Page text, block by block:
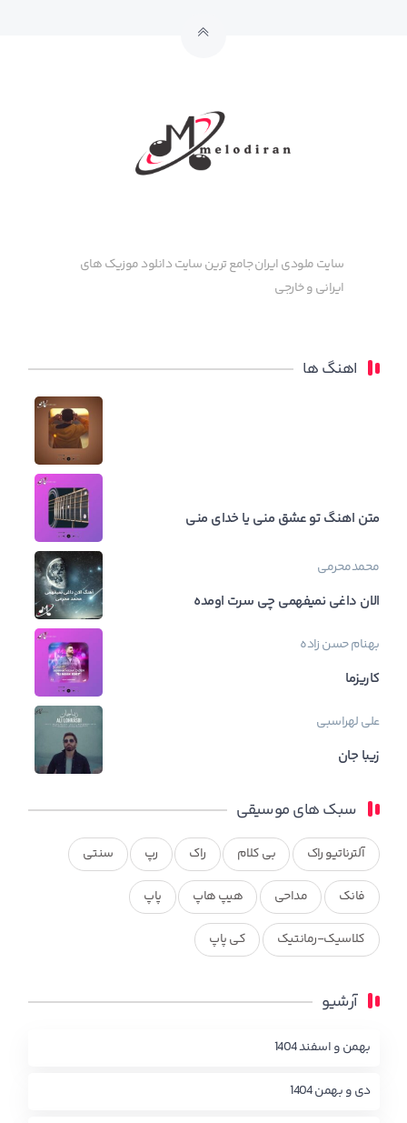
سایت ملودی ایران جامع ترین سایت دانلود موزیک های
ایرانی و خارجی
اهنگ ها
متن اهنگ تو عشق منی یا خدای منی
محمدمحرمی
الان داغی نمیفهمی چی سرت اومده
بهنام حسن زاده
کاریزما
علی لهراسبی
زیبا جان
سبک های موسیقی
آلترناتیو راک بی کلام راک رپ سنتی
فانک مداحی هیپ هاپ پاپ
کلاسیک-رمانتیک کی پاپ
آرشیو
بهمن و اسفند 1404
دی و بهمن 1404